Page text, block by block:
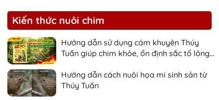
Kiến thức nuôi chim
Hướng dẫn sử dụng cám khuyên Thúy
Tuấn giúp chim khỏe, ổn định sắc tố lông
Hướng dẫn cách nuôi họa mi sinh sản từ
Thúy Tuấn